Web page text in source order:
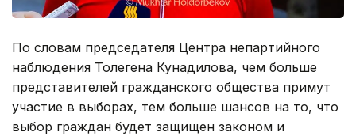
По словам председателя Центра непартийного
наблюдения Толегена Кунадилова, чем больше
представителей гражданского общества примут
участие в выборах, тем больше шансов на то, что
выбор граждан будет защищен законом и